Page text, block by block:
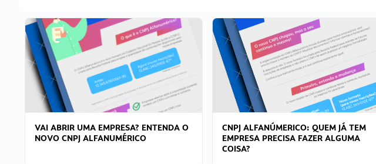
VAI ABRIR UMA EMPRESA? ENTENDA O
NOVO CNPJ ALFANUMÉRICO
CNPJ ALFANÚMERICO: QUEM JÁ TEM
EMPRESA PRECISA FAZER ALGUMA
COISA?